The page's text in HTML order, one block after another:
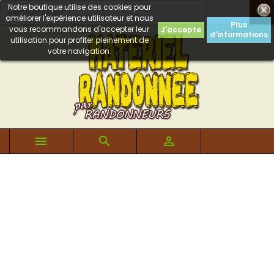

Notre boutique utilise des cookies pour
améliorer l'expérience utilisateur et nous
vous recommandons d'accepter leur
utilisation pour profiter pleinement de
votre navigation.
J'accepte
Plus
d'informations
  